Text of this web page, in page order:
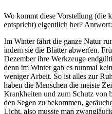
Wo kommt diese Vorstellung (die
entspricht) eigentlich her?
Im Winter fährt die ganze Natur
indem sie die Blätter abwerfen.
Dezember ihre Werkzeuge
denn im Winter gab es nunmal
weniger Arbeit. So ist alles zur
haben die Menschen die meiste
Krankheiten und zum Schutz von
den Segen zu bekommen,
Licht, also musste man